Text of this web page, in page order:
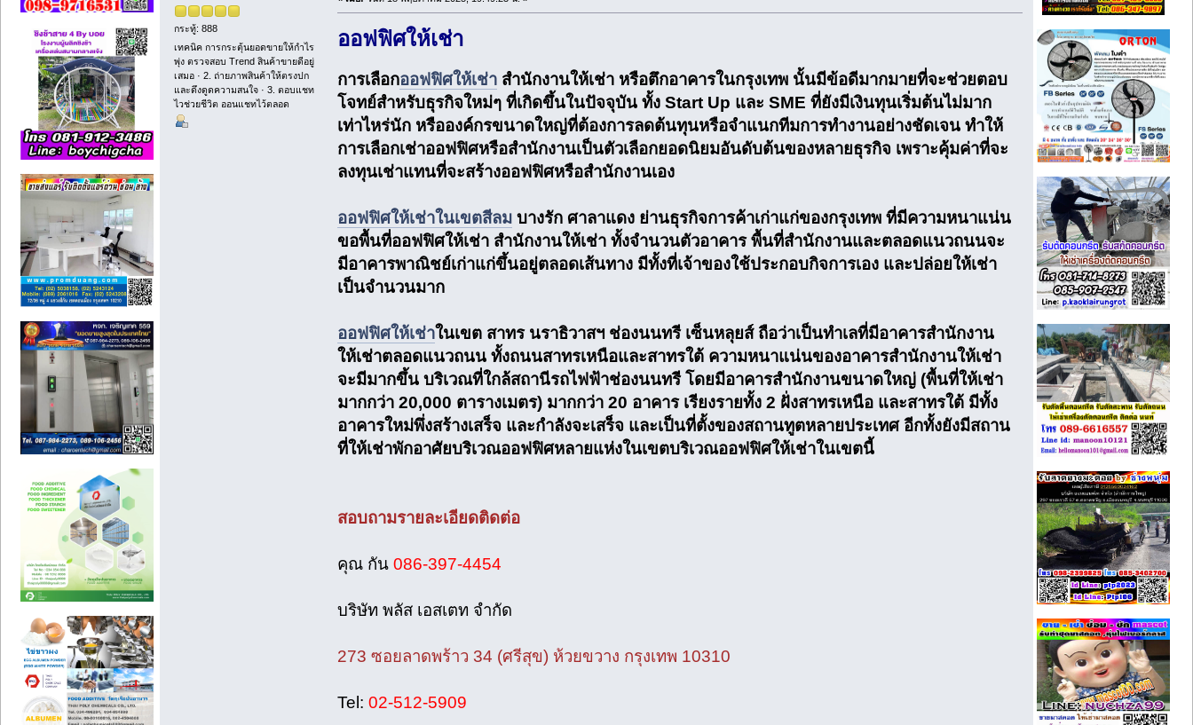
กระทู้: 888
เทคนิค การกระตุ้นยอดขายให้กำไร
พุ่ง ตรวจสอบ Trend สินค้าขายดีอยู่
เสมอ · 2. ถ่ายภาพสินค้าให้ตรงปก
และดึงดูดความสนใจ · 3. ตอบแชท
ไวช่วยชีวิต ออนแชทไว้ตลอด
ออฟฟิศให้เช่า
การเลือกออฟฟิศให้เช่าสำนักงานให้เช่า หรือตึกอาคารในกรุงเทพ นั้นมีข้อดีมากมายที่จะช่วยตอบ
โจทย์สำหรับธุรกิจใหม่ๆ ที่เกิดขึ้นในปัจจุบัน ทั้ง Start Up และ SME ที่ยังมีเงินทุนเริ่มต้นไม่มาก
เท่าไหร่นัก หรือองค์กรขนาดใหญ่ที่ต้องการลดต้นทุนหรือจำแนกทีมการทำงานอย่างชัดเจน ทำให้
การเลือกเช่าออฟฟิศหรือสำนักงานเป็นตัวเลือกยอดนิยมอันดับต้นของหลายธุรกิจ เพราะคุ้มค่าที่จะ
ลงทุนเช่าแทนที่จะสร้างออฟฟิศหรือสำนักงานเอง
ออฟฟิศให้เช่าในเขตสีลมบางรัก ศาลาแดง ย่านธุรกิจการค้าเก่าแก่ของกรุงเทพ ที่มีความหนาแน่น
ขอพื้นที่ออฟฟิศให้เช่า สำนักงานให้เช่า ทั้งจำนวนตัวอาคาร พื้นที่สำนักงานและตลอดแนวถนนจะ
มีอาคารพาณิชย์เก่าแก่ขึ้นอยู่ตลอดเส้นทาง มีทั้งที่เจ้าของใช้ประกอบกิจการเอง และปล่อยให้เช่า
เป็นจำนวนมาก
ออฟฟิศให้เช่าในเขต สาทร นราธิวาสฯ ช่องนนทรี เซ็นหลุยส์ ถือว่าเป็นทำเลที่มีอาคารสำนักงาน
ให้เช่าตลอดแนวถนน ทั้งถนนสาทรเหนือและสาทรใต้ ความหนาแน่นของอาคารสำนักงานให้เช่า
จะมีมากขึ้น บริเวณที่ใกล้สถานีรถไฟฟ้าช่องนนทรี โดยมีอาคารสำนักงานขนาดใหญ่ (พื้นที่ให้เช่า
มากกว่า 20,000 ตารางเมตร) มากกว่า 20 อาคาร เรียงรายทั้ง 2 ฝั่งสาทรเหนือ และสาทรใต้ มีทั้ง
อาคารใหม่พึ่งสร้างเสร็จ และกำลังจะเสร็จ และเป็นที่ตั้งของสถานทูตหลายประเทศ อีกทั้งยังมีสถาน
ที่ให้เช่าพักอาศัยบริเวณออฟฟิศหลายแห่งในเขตบริเวณออฟฟิศให้เช่าในเขตนี้
สอบถามรายละเอียดติดต่อ
คุณ กัน 086-397-4454
บริษัท พลัส เอสเตท จำกัด
273 ซอยลาดพร้าว 34 (ศรีสุข) ห้วยขวาง กรุงเทพ 10310
Tel: 02-512-5909